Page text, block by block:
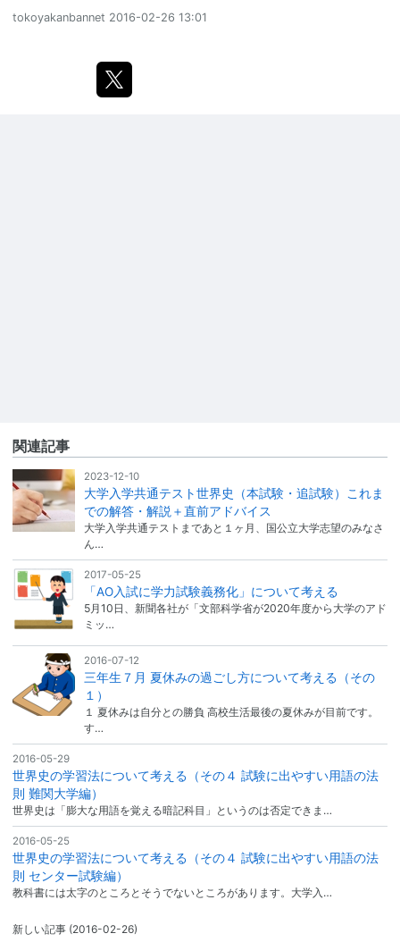
tokoyakanbannet 2016-02-26 13:01
関連記事
2023-12-10
大学入学共通テスト世界史（本試験・追試験）これま
での解答・解説＋直前アドバイス
大学入学共通テストまであと１ヶ月、国公立大学志望のみなさ
ん…
2017-05-25
「AO入試に学力試験義務化」について考える
5月10日、新聞各社が「文部科学省が2020年度から大学のアド
ミッ…
2016-07-12
三年生７月 夏休みの過ごし方について考える（その
１）
１ 夏休みは自分との勝負 高校生活最後の夏休みが目前です。
す…
2016-05-29
世界史の学習法について考える（その４ 試験に出やすい用語の法
則 難関大学編）
世界史は「膨大な用語を覚える暗記科目」というのは否定できま…
2016-05-25
世界史の学習法について考える（その４ 試験に出やすい用語の法
則 センター試験編）
教科書には太字のところとそうでないところがあります。大学入…
新しい記事 (2016-02-26)